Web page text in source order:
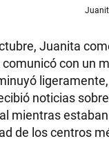
Juanita
con un
noticias
mientras
de los centros